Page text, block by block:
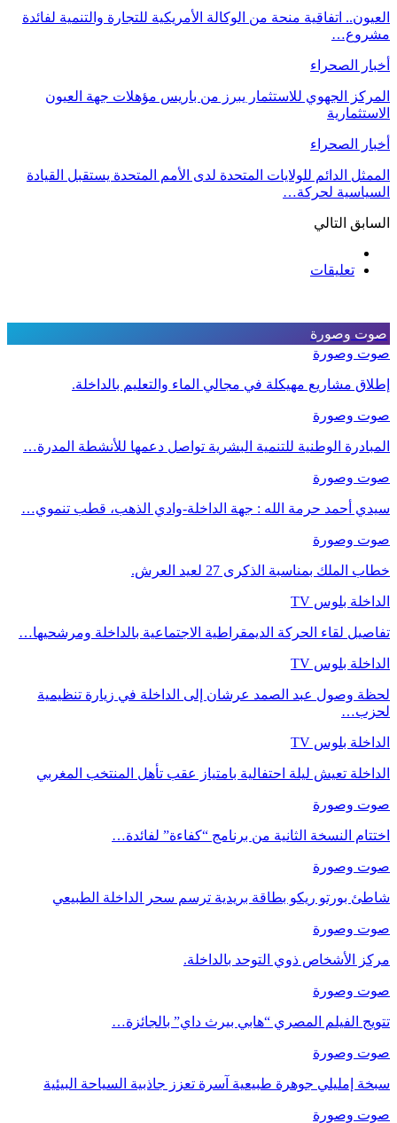
العيون.. اتفاقية منحة من الوكالة الأمريكية للتجارة والتنمية لفائدة
مشروع…
أخبار الصحراء
المركز الجهوي للاستثمار يبرز من باريس مؤهلات جهة العيون
الاستثمارية
أخبار الصحراء
الممثل الدائم للولايات المتحدة لدى الأمم المتحدة يستقبل القيادة
السياسية لحركة…
السابق التالي
تعليقات
صوت وصورة
صوت وصورة
إطلاق مشاريع مهيكلة في مجالي الماء والتعليم بالداخلة.
صوت وصورة
المبادرة الوطنية للتنمية البشرية تواصل دعمها للأنشطة المدرة…
صوت وصورة
سيدي أحمد حرمة الله : جهة الداخلة-وادي الذهب، قطب تنموي…
صوت وصورة
خطاب الملك بمناسبة الذكرى 27 لعيد العرش.
الداخلة بلوس TV
تفاصيل لقاء الحركة الديمقراطية الاجتماعية بالداخلة ومرشحيها…
الداخلة بلوس TV
لحظة وصول عبد الصمد عرشان إلى الداخلة في زيارة تنظيمية
لحزب…
الداخلة بلوس TV
الداخلة تعيش ليلة احتفالية بامتياز عقب تأهل المنتخب المغربي
صوت وصورة
اختتام النسخة الثانية من برنامج “كفاءة” لفائدة…
صوت وصورة
شاطئ بورتو ريكو بطاقة بريدية ترسم سحر الداخلة الطبيعي
صوت وصورة
مركز الأشخاص ذوي التوحد بالداخلة.
صوت وصورة
تتويج الفيلم المصري “هابي بيرث داي” بالجائزة…
صوت وصورة
سبخة إمليلي جوهرة طبيعية آسرة تعزز جاذبية السياحة البيئية
صوت وصورة